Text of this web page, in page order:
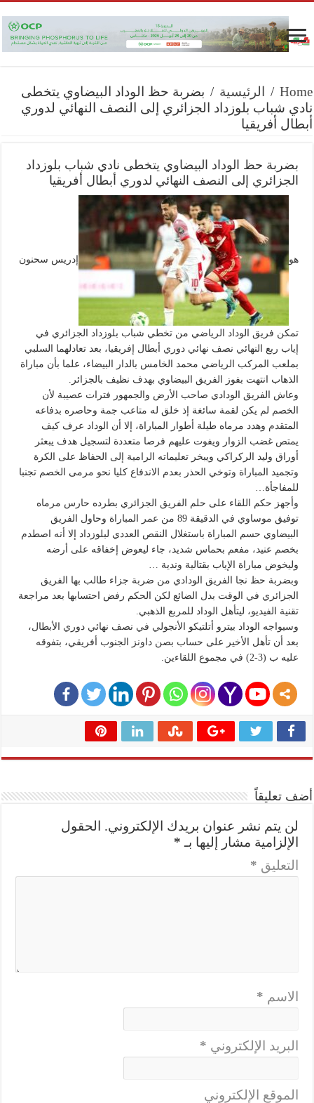
Home
/ الرئيسية / بضربة حظ الوداد البيضاوي يتخطى
نادي شباب بلوزداد الجزائري إلى النصف النهائي لدوري
أبطال أفريقيا
بضربة حظ الوداد البيضاوي يتخطى نادي شباب بلوزداد
الجزائري إلى النصف النهائي لدوري أبطال أفريقيا
هو إدريس سحنون
تمكن فريق الوداد الرياضي من تخطي شباب بلوزداد الجزائري في
إياب ربع النهائي نصف نهائي دوري أبطال إفريقيا، بعد تعادلهما السلبي
بملعب المركب الرياضي محمد الخامس بالدار البيضاء، علما بأن مباراة
الذهاب انتهت بفوز الفريق البيضاوي بهدف نظيف بالجزائر.
وعاش الفريق الودادي صاحب الأرض والجمهور فترات عصيبة لأن
الخصم لم يكن لقمة سائغة إذ خلق له متاعب جمة وحاصره بدفاعه
المتقدم وهدد مرماه طيلة أطوار المباراة، إلا أن الوداد عرف كيف
يمتص غضب الزوار ويفوت عليهم فرصا متعددة لتسجيل هدف يبعثر
أوراق وليد الركراكي ويبخر تعليماته الرامية إلى الحفاظ على الكرة
وتجميد المباراة وتوخي الحذر بعدم الاندفاع كليا نحو مرمى الخصم تجنبا
للمفاجأة…
وأجهز حكم اللقاء على حلم الفريق الجزائري بطرده حارس مرماه
توفيق موساوي في الدقيقة 89 من عمر المباراة وحاول الفريق
البيضاوي حسم المباراة باستغلال النقص العددي لبلوزداد إلا أنه اصطدم
بخصم عنيد، مفعم بحماس شديد، جاء ليعوض إخفاقه على أرضه
وليخوض مباراة الإياب بقتالية وندية …
وبضربة حظ نجا الفريق الودادي من ضربة جزاء طالب بها الفريق
الجزائري في الوقت بدل الضائع لكن الحكم رفض احتسابها بعد مراجعة
تقنية الفيديو، ليتأهل الوداد للمربع الذهبي.
وسيواجه الوداد بيترو أتلتيكو الأنجولي في نصف نهائي دوري الأبطال،
بعد أن تأهل الأخير على حساب بصن داونز الجنوب أفريقي، بتفوقه
عليه ب (3-2) في مجموع اللقاءين.
أضف تعليقاً
لن يتم نشر عنوان بريدك الإلكتروني.
الحقول
الإلزامية مشار إليها بـ *
التعليق *
الاسم *
البريد الإلكتروني *
الموقع الإلكتروني